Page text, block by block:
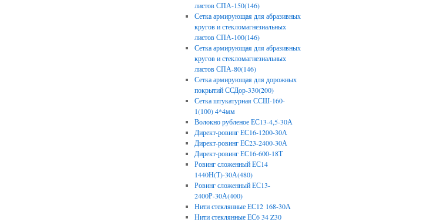
листов СПА-150(146)
Сетка армирующая для абразивных
кругов и стекломагнезиальных
листов СПА-100(146)
Сетка армирующая для абразивных
кругов и стекломагнезиальных
листов СПА-80(146)
Сетка армирующая для дорожных
покрытий ССДор-330(200)
Сетка штукатурная ССШ-160-
1(100) 4*4мм
Волокно рубленое ЕС13-4,5-30А
Директ-ровинг ЕС16-1200-30А
Директ-ровинг ЕС23-2400-30А
Директ-ровинг ЕС16-600-18Т
Ровинг сложенный ЕС14
1440Н(Т)-30А(480)
Ровинг сложенный ЕС13-
2400Р-30А(400)
Нити стеклянные ЕС12 168-30А
Нити стеклянные ЕС6 34 Z30